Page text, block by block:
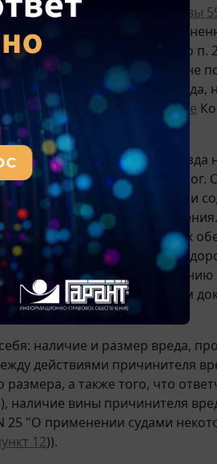
положениями
главы
а также вред,
вред. Согласно п.
что вред причинен не
вследствие причинения
причинения (
определение
в результате ДТП
и ремонтом дорог.
движения" ремонт и
дорожного
документам, относящимся к
либо обследований
Обязанность по обеспечению
и другим нормативным
наличие и размер вреда,
действиями причинителя
а также того, что
наличие вины причинителя
25 "О применении судами
12)).